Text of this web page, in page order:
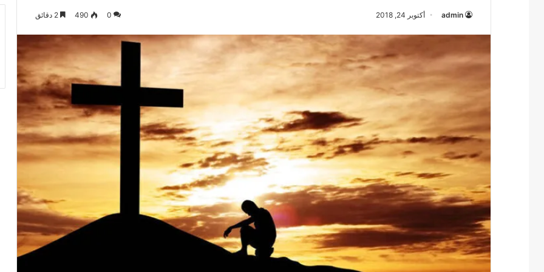
admin أكتوبر 24, 2018 0
490